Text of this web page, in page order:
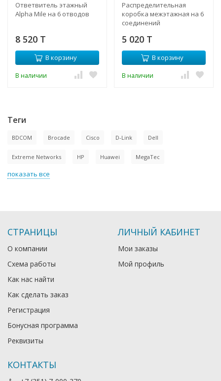
Ответвитель этажный
Alpha Mile на 6 отводов
8 520 T
В корзину
В наличии
Распределительная
коробка межэтажная на 6
соединений
5 020 T
В корзину
В наличии
Теги
BDCOM Brocade Cisco D-Link Dell
Extreme Networks HP Huawei MegaTec
показать все
СТРАНИЦЫ
О компании
Схема работы
Как нас найти
Как сделать заказ
Регистрация
Бонусная программа
Реквизиты
ЛИЧНЫЙ КАБИНЕТ
Мои заказы
Мой профиль
КОНТАКТЫ